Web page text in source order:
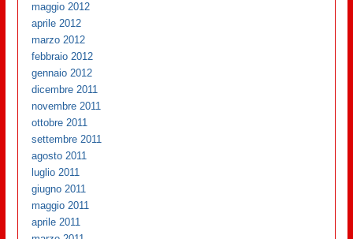
maggio 2012
aprile 2012
marzo 2012
febbraio 2012
gennaio 2012
dicembre 2011
novembre 2011
ottobre 2011
settembre 2011
agosto 2011
luglio 2011
giugno 2011
maggio 2011
aprile 2011